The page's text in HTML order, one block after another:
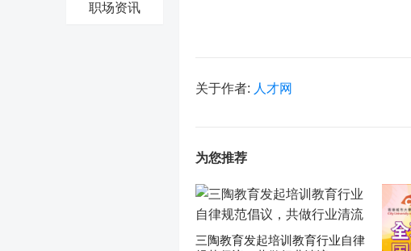
职场资讯
关于作者: 人才网
为您推荐
三陶教育发起培训教育行业自律